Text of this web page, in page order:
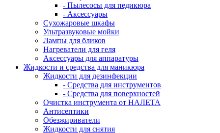
- Пылесосы для педикюра
- Аксессуары
Сухожаровые шкафы
Ультразвуковые мойки
Лампы для бликов
Нагреватели для геля
Аксессуары для аппаратуры
Жидкости и средства для маникюра
Жидкости для дезинфекции
- Средства для инструментов
- Средства для поверхностей
Очистка инструмента от НАЛЕТА
Антисептики
Обезжириватели
Жидкости для снятия